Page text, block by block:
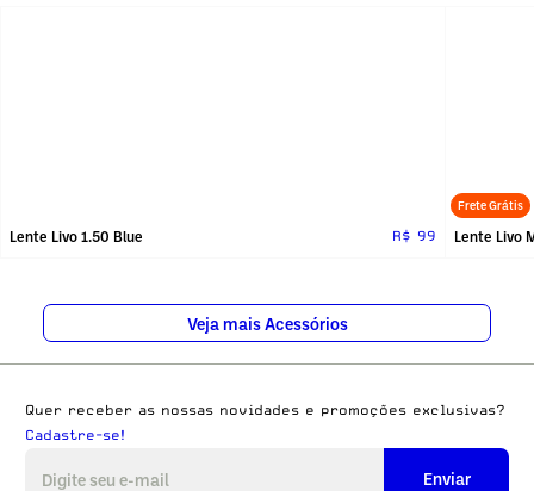
Lente Livo 1.50 Blue R$ 99
Frete Grátis
Veja mais Acessórios
Quer receber as nossas novidades e promoções exclusivas?
Cadastre-se!
Enviar